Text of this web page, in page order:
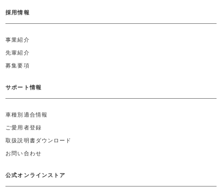
採用情報
事業紹介
先輩紹介
募集要項
サポート情報
車種別適合情報
ご愛用者登録
取扱説明書ダウンロード
お問い合わせ
公式オンラインストア